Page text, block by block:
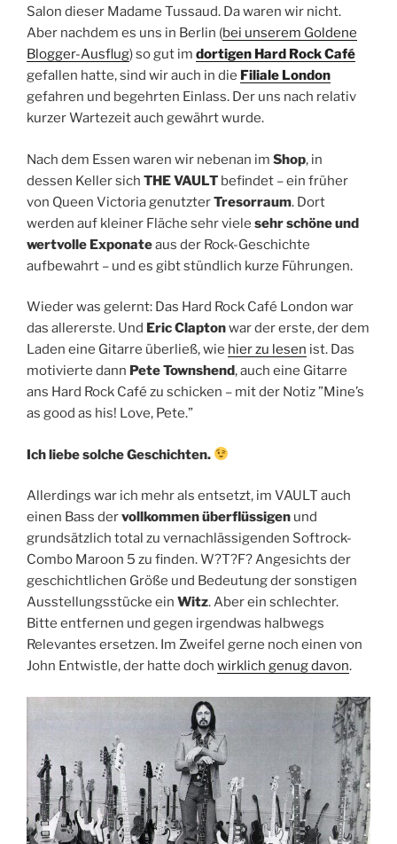
Salon dieser Madame Tussaud. Da waren wir nicht.
Aber nachdem es uns in Berlin (bei unserem Goldene
Blogger-Ausflug) so gut im dortigen Hard Rock Café
gefallen hatte, sind wir auch in die Filiale London
gefahren und begehrten Einlass. Der uns nach relativ
kurzer Wartezeit auch gewährt wurde.
Nach dem Essen waren wir nebenan im Shop, in
dessen Keller sich THE VAULT befindet – ein früher
von Queen Victoria genutzterTresorraum. Dort
werden auf kleiner Fläche sehr viele sehr schöne und
wertvolle Exponateaus der Rock-Geschichte
aufbewahrt – und es gibt stündlich kurze Führungen.
Wieder was gelernt: Das Hard Rock Café London war
das allererste. Und Eric Claptonwar der erste, der dem
Laden eine Gitarre überließ, wie hier zu lesen ist. Das
motivierte dann Pete Townshend, auch eine Gitarre
ans Hard Rock Café zu schicken – mit der Notiz ”Mine’s
as good as his! Love, Pete.”
Ich liebe solche Geschichten.
Allerdings war ich mehr als entsetzt, im VAULT auch
einen Bass dervollkommen überflüssigen und
grundsätzlich total zu vernachlässigenden Softrock-
Combo Maroon 5 zu finden. W?T?F? Angesichts der
geschichtlichen Größe und Bedeutung der sonstigen
Ausstellungsstücke ein Witz. Aber ein schlechter.
Bitte entfernen und gegen irgendwas halbwegs
Relevantes ersetzen. Im Zweifel gerne noch einen von
John Entwistle, der hatte doch wirklich genug davon.